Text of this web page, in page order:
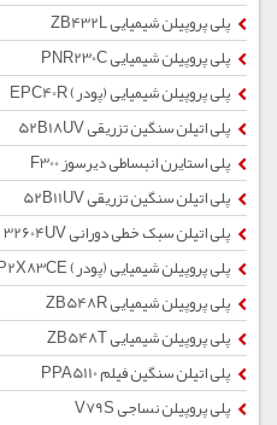
پلی پروپیلن شیمیایی ZB432L
پلی پروپیلن شیمیایی PNR230C
پلی پروپیلن شیمیایی (پودر) EPC40R
پلی اتیلن سنگین تزریقی 52B18UV
پلی استایرن انبساطی دیرسوز F300
پلی اتیلن سنگین تزریقی 52B11UV
پلی اتیلن سبک خطی دورانی 32604UV
پلی پروپیلن شیمیایی (پودر) EP2X83CE
پلی پروپیلن شیمیایی ZB548R
پلی پروپیلن شیمیایی ZB548T
پلی اتیلن سنگین فیلم PPA5110
پلی پروپیلن نساجی V79S